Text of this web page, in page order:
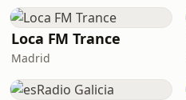
Loca FM Trance
Madrid